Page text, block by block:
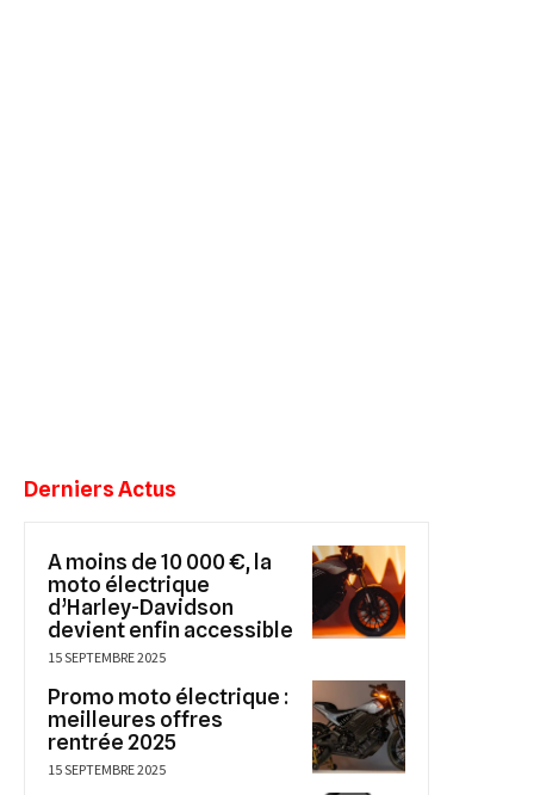
Derniers Actus
A moins de 10 000 €, la
moto électrique
d’Harley-Davidson
devient enfin accessible
15 SEPTEMBRE 2025
Promo moto électrique :
meilleures offres
rentrée 2025
15 SEPTEMBRE 2025